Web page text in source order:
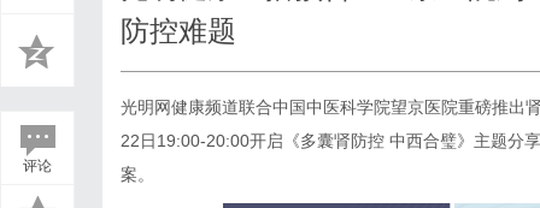
评论
防控难题
光明网健康频道联合中国中医科学院望京医院重磅推出
22日19:00-20:00开启《多囊肾防控 中西合璧》主题分
案。